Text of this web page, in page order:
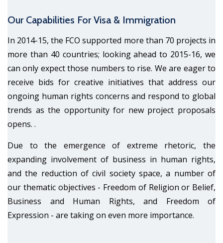
Our Capabilities For Visa & Immigration
In 2014-15, the FCO supported more than 70 projects in
more than 40 countries; looking ahead to 2015-16, we
can only expect those numbers to rise. We are eager to
receive bids for creative initiatives that address our
ongoing human rights concerns and respond to global
trends as the opportunity for new project proposals
opens. .
Due to the emergence of extreme rhetoric, the
expanding involvement of business in human rights,
and the reduction of civil society space, a number of
our thematic objectives - Freedom of Religion or Belief,
Business and Human Rights, and Freedom of
Expression - are taking on even more importance.